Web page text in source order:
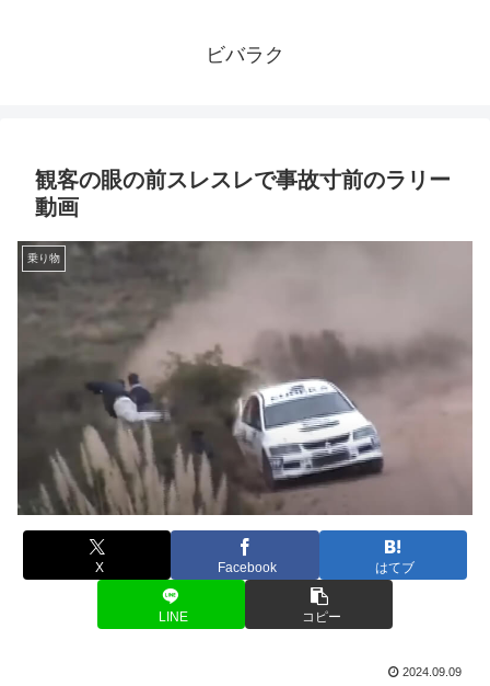
ビバラク
観客の眼の前スレスレで事故寸前のラリー
動画
乗り物
X Facebook はてブ
LINE コピー
2024.09.09